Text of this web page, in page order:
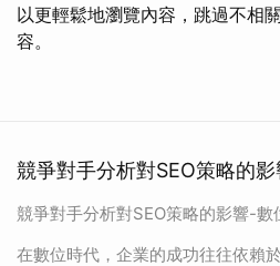
以更輕鬆地瀏覽內容，跳過不相
容。
競爭對手分析對SEO策略的
競爭對手分析對SEO策略的影響-數
在數位時代，企業的成功往往依賴